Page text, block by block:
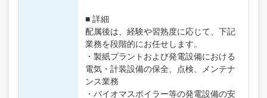
■ 詳細
配属後は、経験や習熟度に応じて、下記
業務を段階的にお任せします。
・製紙プラントおよび発電設備における
電気・計装設備の保全、点検、メンテナ
ンス業務
・バイオマスボイラー等の発電設備の安